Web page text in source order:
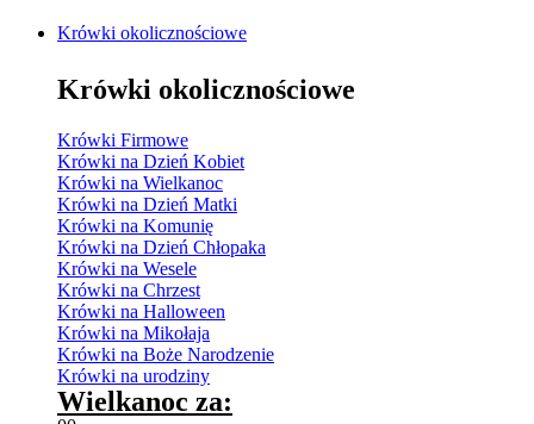
Krówki okolicznościowe
Krówki okolicznościowe
Krówki Firmowe
Krówki na Dzień Kobiet
Krówki na Wielkanoc
Krówki na Dzień Matki
Krówki na Komunię
Krówki na Dzień Chłopaka
Krówki na Wesele
Krówki na Chrzest
Krówki na Halloween
Krówki na Mikołaja
Krówki na Boże Narodzenie
Krówki na urodziny
Wielkanoc za: